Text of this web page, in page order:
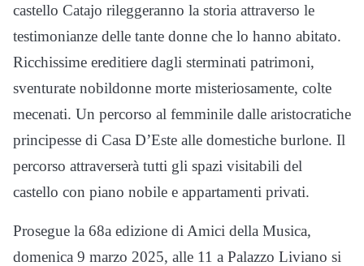
castello Catajo rileggeranno la storia attraverso le
testimonianze delle tante donne che lo hanno abitato.
Ricchissime ereditiere dagli sterminati patrimoni,
sventurate nobildonne morte misteriosamente, colte
mecenati. Un percorso al femminile dalle aristocratiche
principesse di Casa D’Este alle domestiche burlone. Il
percorso attraverserà tutti gli spazi visitabili del
castello con piano nobile e appartamenti privati.
Prosegue la 68a edizione di Amici della Musica,
domenica 9 marzo 2025, alle 11 a Palazzo Liviano si